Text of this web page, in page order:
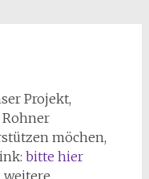
Projekt,
möchen,
bitte hier
weitere